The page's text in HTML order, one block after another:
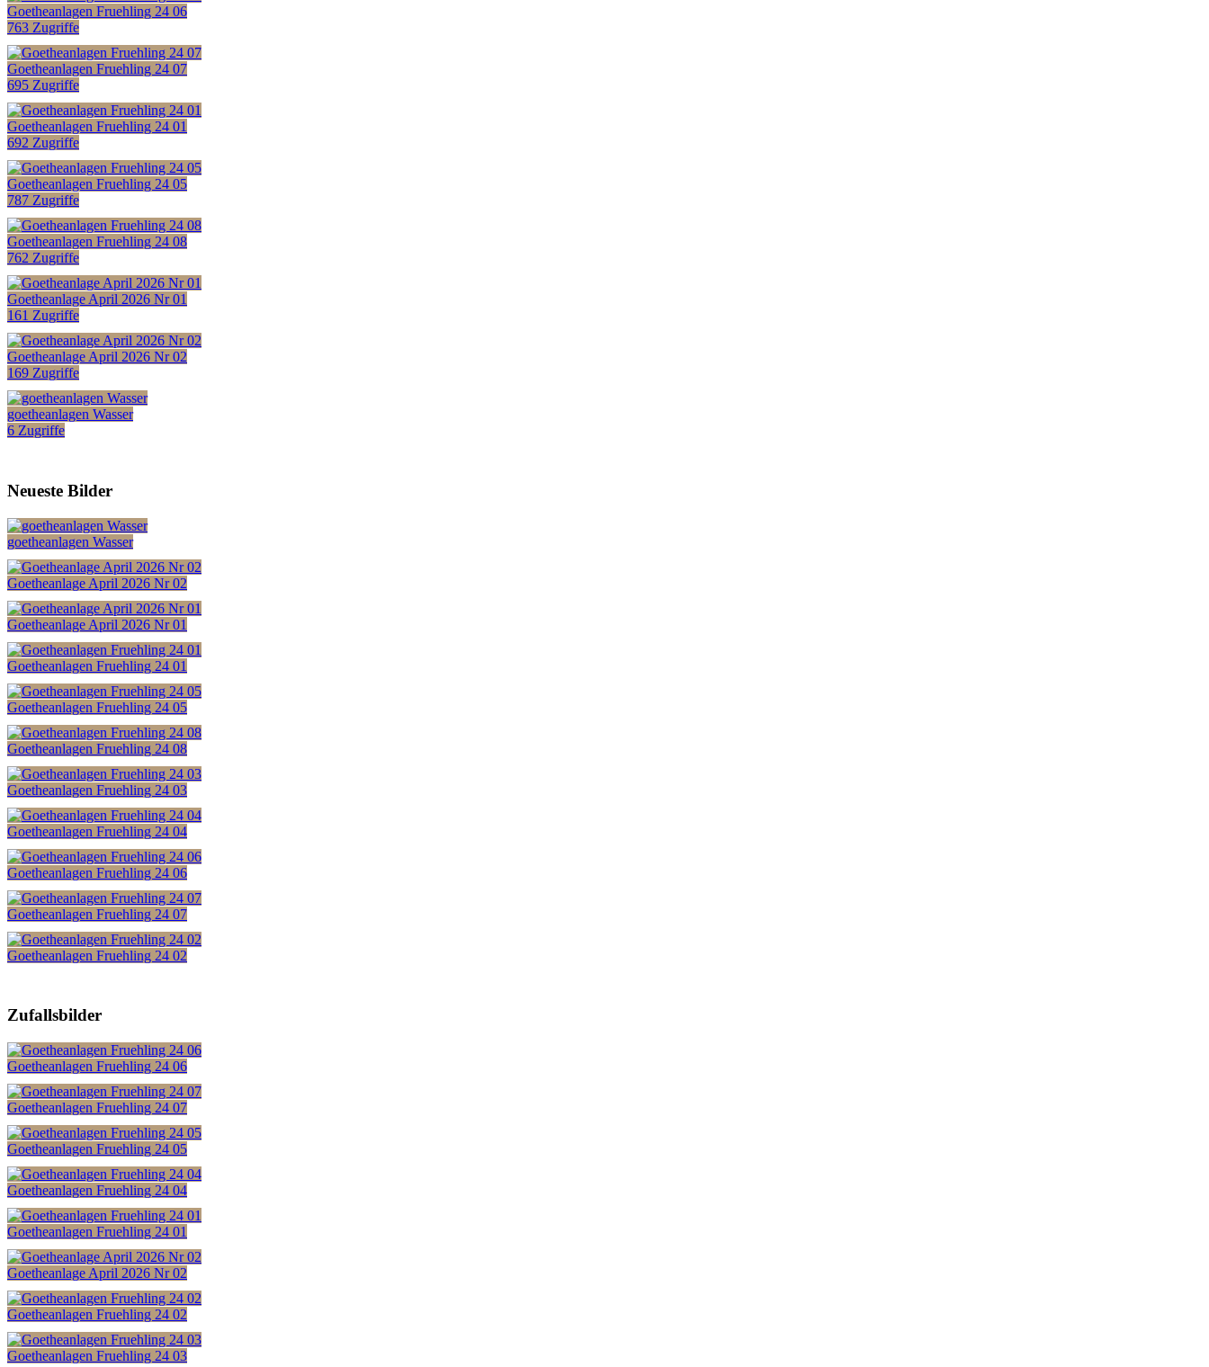
Goetheanlagen Fruehling 24 06
763 Zugriffe
Goetheanlagen Fruehling 24 07
695 Zugriffe
Goetheanlagen Fruehling 24 01
692 Zugriffe
Goetheanlagen Fruehling 24 05
787 Zugriffe
Goetheanlagen Fruehling 24 08
762 Zugriffe
Goetheanlage April 2026 Nr 01
161 Zugriffe
Goetheanlage April 2026 Nr 02
169 Zugriffe
goetheanlagen Wasser
6 Zugriffe
Neueste Bilder
goetheanlagen Wasser
Goetheanlage April 2026 Nr 02
Goetheanlage April 2026 Nr 01
Goetheanlagen Fruehling 24 01
Goetheanlagen Fruehling 24 05
Goetheanlagen Fruehling 24 08
Goetheanlagen Fruehling 24 03
Goetheanlagen Fruehling 24 04
Goetheanlagen Fruehling 24 06
Goetheanlagen Fruehling 24 07
Goetheanlagen Fruehling 24 02
Zufallsbilder
Goetheanlagen Fruehling 24 06
Goetheanlagen Fruehling 24 07
Goetheanlagen Fruehling 24 05
Goetheanlagen Fruehling 24 04
Goetheanlagen Fruehling 24 01
Goetheanlage April 2026 Nr 02
Goetheanlagen Fruehling 24 02
Goetheanlagen Fruehling 24 03